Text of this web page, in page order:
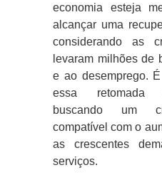
economia esteja
alcançar uma
considerando as
levaram milhões de
e ao desemprego.
essa retomada
buscando um
compatível com o
as crescentes
serviços.